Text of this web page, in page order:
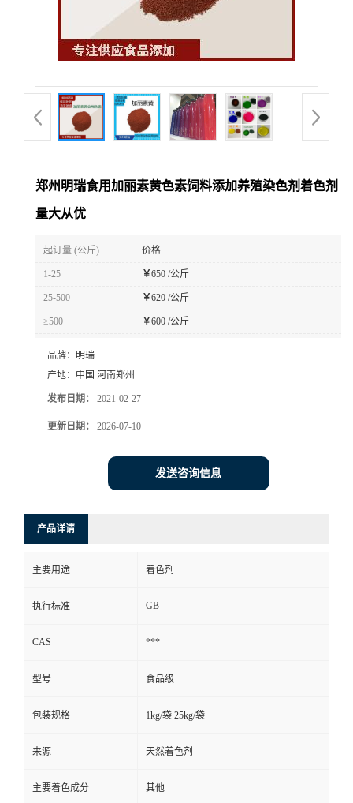
郑州明瑞食用加丽素黄色素饲料添加养殖染色剂着色剂
量大从优
起订量 (公斤) 价格
1-25 ￥650 /公斤
25-500 ￥620 /公斤
≥500 ￥600 /公斤
品牌： 明瑞
产地： 中国 河南郑州
发布日期： 2021-02-27
更新日期： 2026-07-10
发送咨询信息
产品详请
主要用途 着色剂
执行标准 GB
CAS ***
型号 食品级
包装规格 1kg/袋 25kg/袋
来源 天然着色剂
主要着色成分 其他